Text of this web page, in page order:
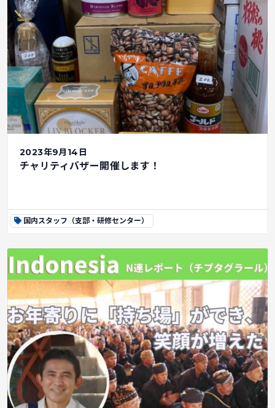
2023年9月14日
チャリティバザー開催します！
国内スタッフ（支部・研修センター）